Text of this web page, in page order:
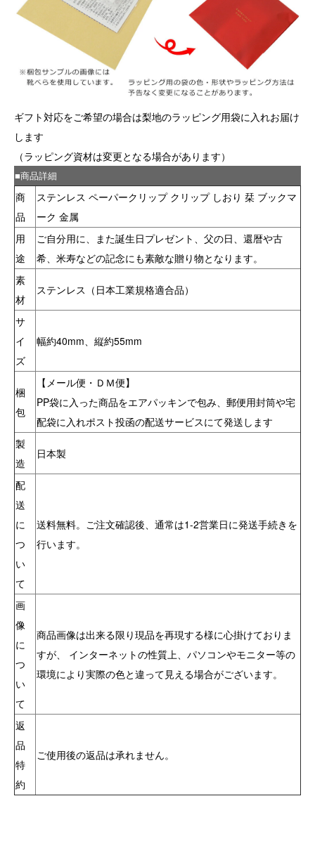
ギフト対応をご希望の場合は梨地のラッピング用袋に入れお届け
します
（ラッピング資材は変更となる場合があります）
■商品詳細
商
品
ステンレス ペーパークリップ クリップ しおり 栞 ブックマ
ーク 金属
用
途
ご自分用に、また誕生日プレゼント、父の日、還暦や古
希、米寿などの記念にも素敵な贈り物となります。
素
材
ステンレス（日本工業規格適合品）
サ
イ
ズ
幅約40mm、縦約55mm
梱
包
【メール便・ＤＭ便】
PP袋に入った商品をエアパッキンで包み、郵便用封筒や宅
配袋に入れポスト投函の配送サービスにて発送します
製
造
日本製
配
送
に
つ
い
て
送料無料。ご注文確認後、通常は1-2営業日に発送手続きを
行います。
画
像
に
つ
い
て
商品画像は出来る限り現品を再現する様に心掛けておりま
すが、 インターネットの性質上、パソコンやモニター等の
環境により実際の色と違って見える場合がございます。
返
品
特
約
ご使用後の返品は承れません。